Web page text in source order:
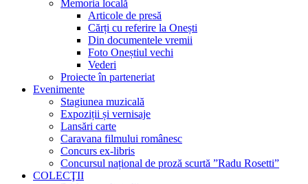
Memoria locală
Articole de presă
Cărți cu referire la Onești
Din documentele vremii
Foto Oneștiul vechi
Vederi
Proiecte în parteneriat
Evenimente
Stagiunea muzicală
Expoziții și vernisaje
Lansări carte
Caravana filmului românesc
Concurs ex-libris
Concursul național de proză scurtă ”Radu Rosetti”
COLECŢII